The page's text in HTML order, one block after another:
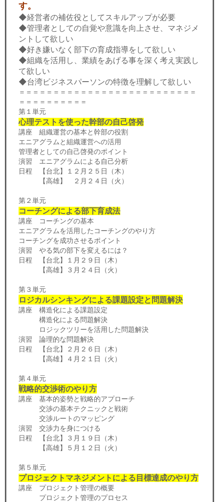
飲食店情報
す。
◆経営者の補佐役としてスキルアップが必要
◆管理者としての自覚や意識を向上させ、マネジメ
ントして欲しい
◆好き嫌いなく部下の育成指導をして欲しい
◆組織を活用し、業績をあげる事を深く考え実践し
て欲しい
◆台湾ビジネスパーソンの特徴を理解して欲しい
＝＝＝＝＝＝＝＝＝＝＝＝＝＝＝＝＝＝＝＝＝＝＝＝＝＝
＝＝＝＝＝＝＝＝＝＝
第１単元
心理テストを使った幹部の自己啓発
講座 組織運営の基本と幹部の役割
エニアグラムと組織運営への活用
管理者としての自己啓発のポイント
演習 エニアグラムによる自己分析
日程 【台北】１２月２５日（木）
【高雄】 ２月２４日（火）
第２単元
コーチングによる部下育成法
講座 コーチングの基本
エニアグラムを活用したコーチングのやり方
コーチングを成功させるポイント
演習 やる気の部下を変えるには？
日程 【台北】１月２９日（木）
【高雄】３月２４日（火）
第３単元
ロジカルシンキングによる課題設定と問題解決
講座 構造化による課題設定
構造化による問題解決
ロジックツリーを活用した問題解決
演習 論理的な問題解決
日程 【台北】２月２６日（木）
【高雄】４月２１日（火）
第４単元
戦略的交渉術のやり方
講座 基本的姿勢と戦略的アプローチ
交渉の基本テクニックと戦術
交渉ルートのマッピング
演習 交渉力を身につける
日程 【台北】３月１９日（木）
【高雄】５月１２日（火）
第５単元
プロジェクトマネジメントによる目標達成のやり方
講座 プロジェクト管理の概要
プロジェクト管理のプロセス